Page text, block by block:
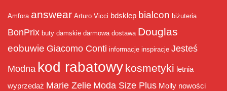
Amfora answear Arturo Vicci bdsklep bialcon biżuteria
BonPrix buty damskie darmowa dostawa Douglas
eobuwie Giacomo Conti informacje inspiracje Jesteś
Modna kod rabatowy kosmetyki letnia
wyprzedaż Marie Zelie Moda Size Plus Molly nowości